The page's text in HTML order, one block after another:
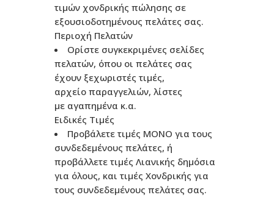
τιμών χονδρικής πώλησης σε
εξουσιοδοτημένους πελάτες σας.
Περιοχή Πελατών
Ορίστε συγκεκριμένες σελίδες
πελατών, όπου οι πελάτες σας
έχουν ξεχωριστές τιμές,
αρχείο παραγγελιών, λίστες
με αγαπημένα κ.α.
Ειδικές Τιμές
Προβάλετε τιμές ΜΟΝΟ για τους
συνδεδεμένους πελάτες, ή
προβάλλετε τιμές Λιανικής δημόσια
για όλους, και τιμές Χονδρικής για
τους συνδεδεμένους πελάτες σας.